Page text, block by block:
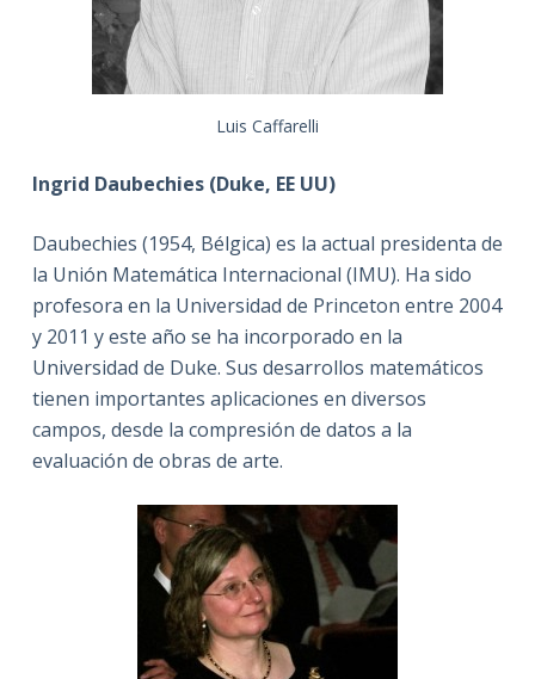
Luis Caffarelli
Ingrid Daubechies (Duke, EE UU)
Daubechies (1954, Bélgica) es la actual presidenta de
la Unión Matemática Internacional (IMU). Ha sido
profesora en la Universidad de Princeton entre 2004
y 2011 y este año se ha incorporado en la
Universidad de Duke. Sus desarrollos matemáticos
tienen importantes aplicaciones en diversos
campos, desde la compresión de datos a la
evaluación de obras de arte.